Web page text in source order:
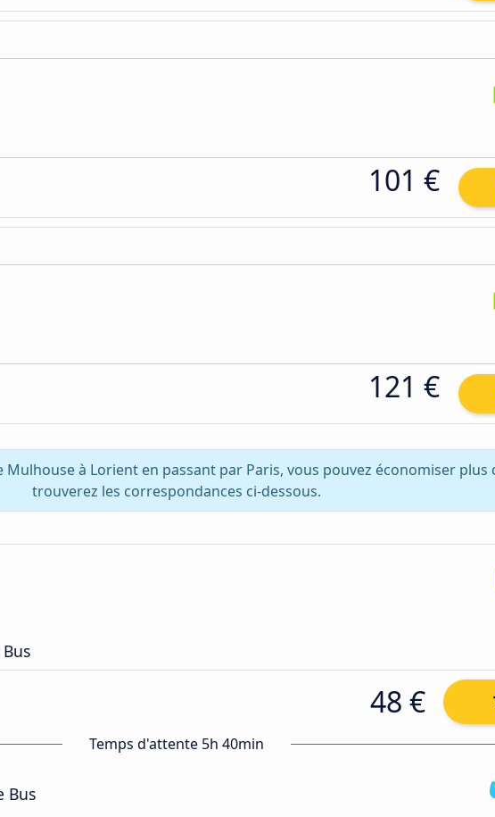
101 €
121 €
Mulhouse à Lorient en passant par Paris, vous pouvez économiser plus
trouverez les correspondances ci-dessous.
48 €
Temps d'attente 5h 40min
Bus